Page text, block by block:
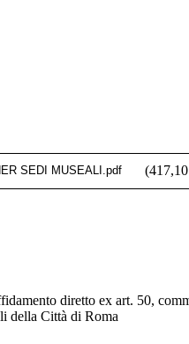
diretto ex art. 50,
della Città di Roma